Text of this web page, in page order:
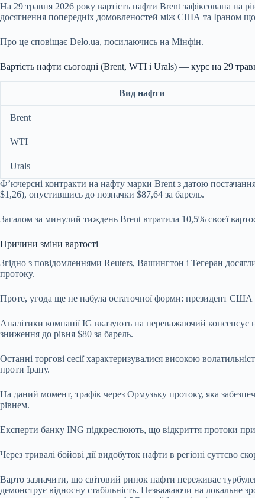
На 29 травня 2026 року вартість нафти Brent зафіксована
досягнення попередніх домовленостей між США та Іраном
Про це сповіщає Delo.ua, посилаючись на Мінфін.
Вартість нафти сьогодні (Brent, WTI і Urals) — курс на 29
Вид нафти
Brent
WTI
Urals
Ф’ючерсні контракти на нафту марки Brent з датою
$1,26), опустившись до позначки $87,64 за барель.
Загалом за минулий тиждень Brent втратила 10,5% своєї
Причини зміни вартості
Згідно з повідомленнями Reuters, Вашингтон і Тегеран
протоку.
Проте, угода ще не набула остаточної форми: президент США
Аналітики компанії IG вказують на переважаючий
зниження до рівня $80 за барель.
Останні торгові сесії характеризувалися високою
проти Ірану.
На даний момент, трафік через Ормузьку протоку, яка
рівнем.
Експерти банку ING підкреслюють, що відкриття протоки
Через тривалі бойові дії видобуток нафти в регіоні суттєво
Варто зазначити, що світовий ринок нафти переживає
демонструє відносну стабільність. Незважаючи на локальне